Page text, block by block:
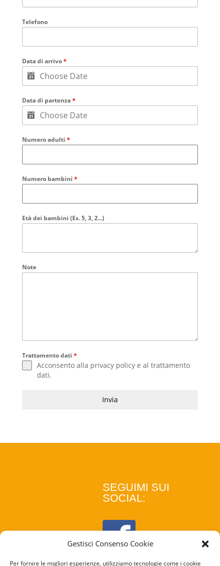
Gestisci Consenso Cookie
Per fornire le migliori esperienze, utilizziamo tecnologie come i cookie
Telefono
Data di arrivo*
Data di partenza*
Numero adulti *
Numero bambini *
Età dei bambini (Es. 5, 3, 2...)
Note
Trattamento dati *
Acconsento alla privacy policye al trattamento
dati.
Invia
SEGUIMI SUI
SOCIAL: